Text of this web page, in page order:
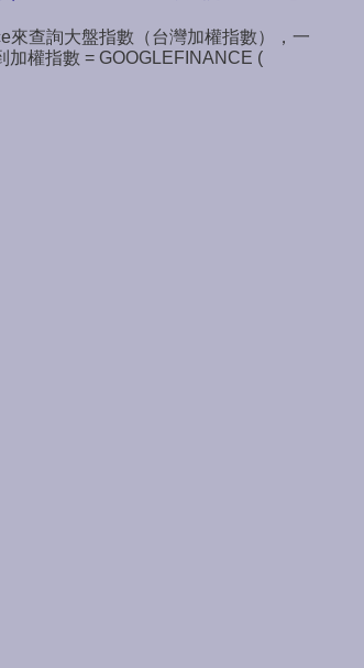
查詢大盤指數（台灣加權指數），一
加權指數 = GOOGLEFINANCE (